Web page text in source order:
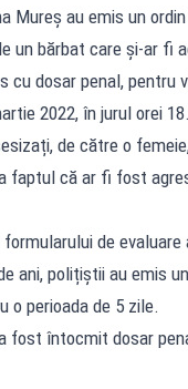
Mureș au emis un
un bărbat care și-ar fi
cu dosar penal, pentru
2022, în jurul orei
de către o
faptul că ar fi fost
de
ani, polițiștii au emis
o perioada de 5 zile.
fost întocmit dosar